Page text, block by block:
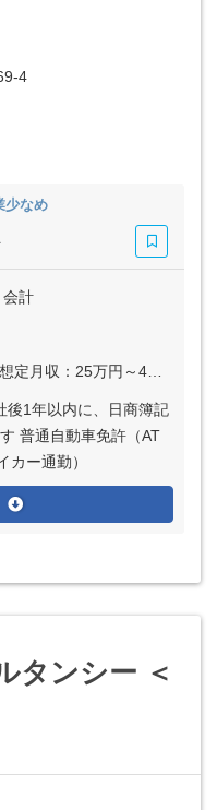
4
少なめ
会計
定残業代（月20時間分＝3万9062円～6万2500円）を含む ※超過分は別途全額支給
1年以内に、日商簿記
普通自動車免許（AT
ー通勤）
タンシー ＜